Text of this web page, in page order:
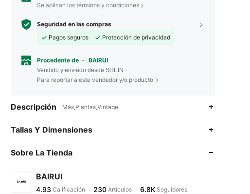
Se aplican los términos y condiciones
Seguridad en las compras
Pagos seguros
Protección de privacidad
Procedente de BAIRUI
Vendido y enviado desde SHEIN.
Para reportar a este vendedor y/o producto
Descripción Más,Plantas,Vintage
Tallas Y Dimensiones
Sobre La Tienda
BAIRUI
4.93
4.93 Calificación
a***jpagó Hace 1 día